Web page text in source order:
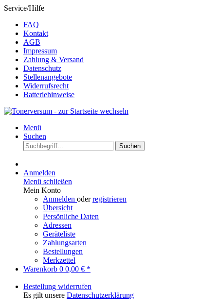
Service/Hilfe
FAQ
Kontakt
AGB
Impressum
Zahlung & Versand
Datenschutz
Stellenangebote
Widerrufsrecht
Batteriehinweise
Menü
Suchen
Suchen
Anmelden
Menü schließen
Mein Konto
Anmelden oderregistrieren
Übersicht
Persönliche Daten
Adressen
Geräteliste
Zahlungsarten
Bestellungen
Merkzettel
Warenkorb 0 0,00 € *
Bestellung widerrufen
Es gilt unsere Datenschutzerklärung